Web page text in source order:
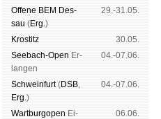
Offene BEM Des­
sau (Erg.)
29.-31.05.
Kros­titz
30.05.
See­bach-Open Er­
lan­gen
04.-07.06.
Schwein­furt(DSB,
Erg.)
04.-07.06.
Wart­burg­open Ei­
06.06.